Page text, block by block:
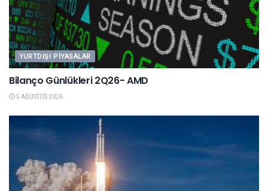
YURTDIŞI PIYASALAR
Bilanço Günlükleri 2Q26- AMD
5 AĞUSTOS 2026